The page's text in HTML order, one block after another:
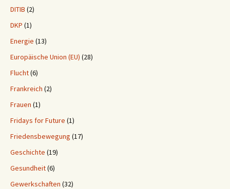
DITIB (2)
DKP (1)
Energie (13)
Europäische Union (EU) (28)
Flucht(6)
Frankreich (2)
Frauen (1)
Fridays for Future (1)
Friedensbewegung (17)
Geschichte (19)
Gesundheit(6)
Gewerkschaften (32)